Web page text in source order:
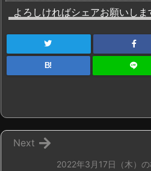
よろしければシェアお願いしま
B!
2022年3月17日（木）
Next